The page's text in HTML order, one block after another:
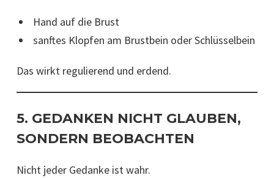
Hand auf die Brust
sanftes Klopfen am Brustbein oder Schlüsselbein
Das wirkt regulierend und erdend.
5. GEDANKEN NICHT GLAUBEN,
SONDERN BEOBACHTEN
Nicht jeder Gedanke ist wahr.